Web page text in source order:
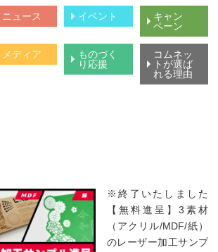
ニュース イベント
キャン
ペーン
メディア
ものづく
り応援
コムネッ
トが選ば
れる理由
※終了いたしました
【無料進呈】3素材
（アクリル/MDF/紙）
のレーザー加工サンプ